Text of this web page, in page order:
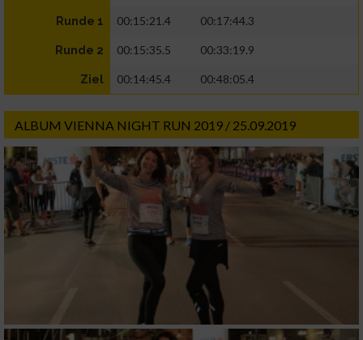
Runde 1 00:15:21.4 00:17:44.3
Runde 2 00:15:35.5 00:33:19.9
Ziel 00:14:45.4 00:48:05.4
ALBUM VIENNA NIGHT RUN 2019 / 25.09.2019